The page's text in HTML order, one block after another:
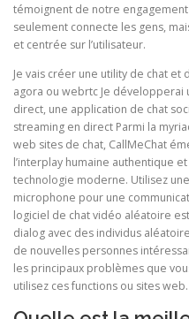
témoignent de notre
seulement connecte les gens,
et centrée sur l’utilisateur.
Je vais créer une utility de chat et
agora ou webrtc Je développerai
direct, une application de chat
streaming en direct Parmi la
web sites de chat, CallMeChat
l’interplay humaine authentique
technologie moderne. Utilisez
microphone pour une
logiciel de chat vidéo aléatoire
dialog avec des individus
de nouvelles personnes
les principaux problèmes que
utilisez ces functions ou sites web.